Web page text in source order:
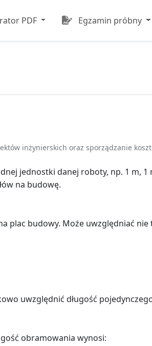
PDF Egzamin próbny
inżynierskich oraz sporządzanie
jednostki danej roboty, np. 1 m, 1
na budowę.
plac budowy. Może uwzględniać nie
uwzględnić długość
obramowania wynosi: